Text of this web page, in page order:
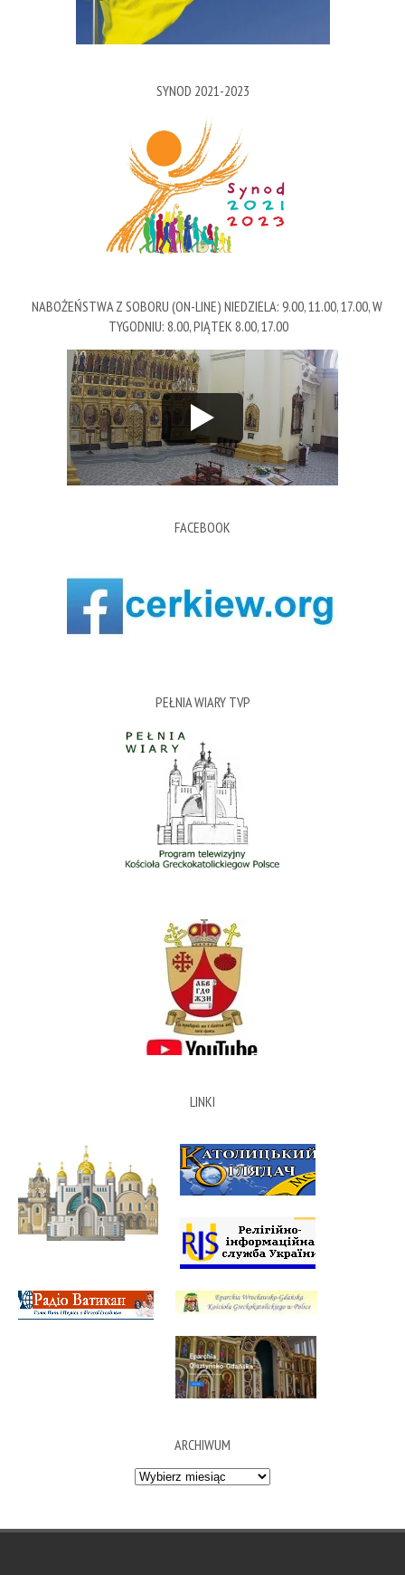
SYNOD 2021-2023
NABOŻEŃSTWA Z SOBORU (ON-LINE) NIEDZIELA: 9.00, 11.00, 17.00, W
TYGODNIU: 8.00, PIĄTEK 8.00, 17.00
FACEBOOK
PEŁNIA WIARY TVP
LINKI
ARCHIWUM
Archiwum